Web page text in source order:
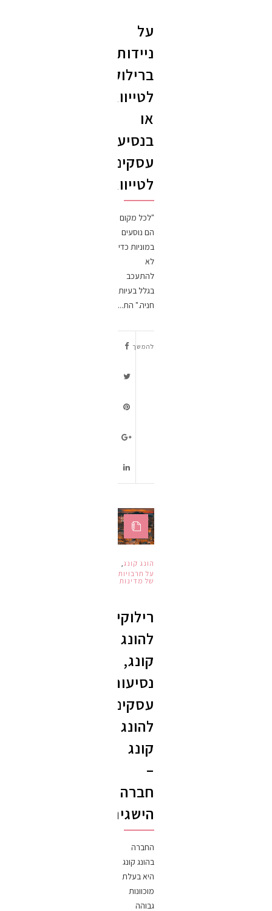
על
ניידות
ברילוקיישן
לטייוואן
או
בנסיעות
עסקים
לטייוואן
"לכל מקום
הם נוסעים
במוניות כדי
לא
להתעכב
בגלל בעיות
חניה." הת...
להמשך
הונג קונג
על תרבויות
של מדינות
רילוקיישן
להונג
קונג,
נסיעות
עסקים
להונג
קונג
–
חברה
הישגית
החברה
בהונג קונג
היא בעלת
מוכוונות
גבוהה